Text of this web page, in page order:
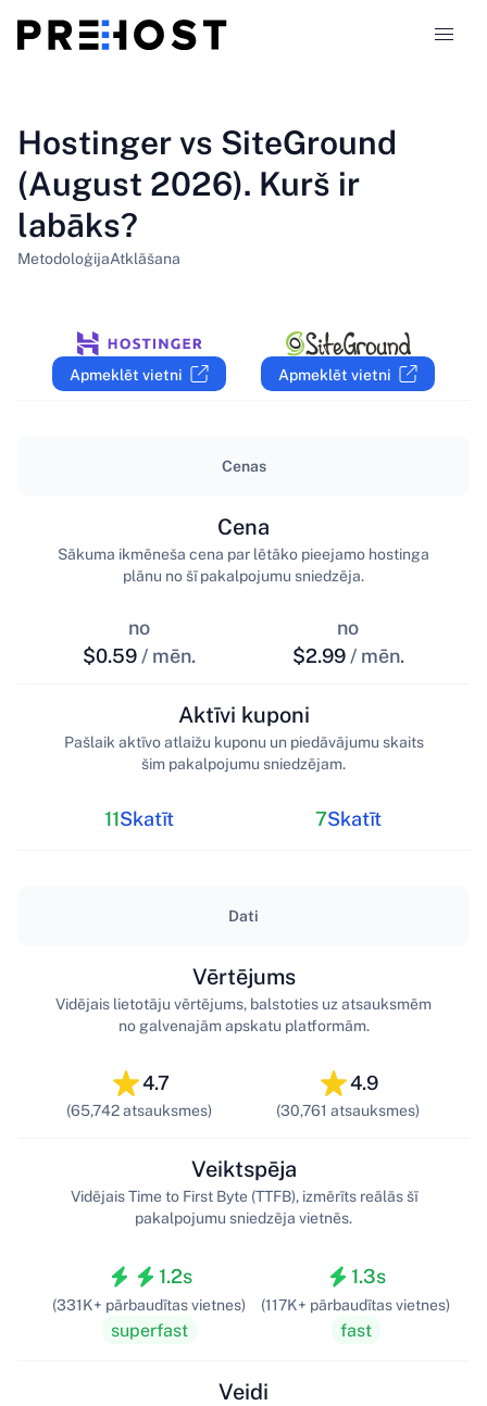
Salīdzinājumi
LV
Hostinger vs SiteGround
(August 2026). Kurš ir
labāks?
MetodoloģijaAtklāšana
Apmeklēt vietni Apmeklēt vietni
Cenas
no
$0.59/ mēn.
Cena
Sākuma ikmēneša cena par lētāko pieejamo hostinga
plānu no šī pakalpojumu sniedzēja.
no
$2.99 / mēn.
11Skatīt
Aktīvi kuponi
Pašlaik aktīvo atlaižu kuponu un piedāvājumu skaits
šim pakalpojumu sniedzējam.
7Skatīt
Dati
4.7
(65,742 atsauksmes)
Vērtējums
Vidējais lietotāju vērtējums, balstoties uz atsauksmēm
no galvenajām apskatu platformām.
4.9
(30,761 atsauksmes)
1.2s
(331K+ pārbaudītas vietnes)
superfast
Veiktspēja
Vidējais Time to First Byte (TTFB), izmērīts reālās šī
pakalpojumu sniedzēja vietnēs.
1.3s
(117K+ pārbaudītas vietnes)
fast
Veidi